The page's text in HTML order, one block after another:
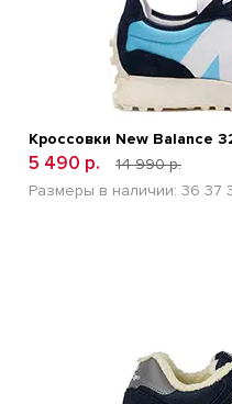
Кроссовки New Balance
5 490 р.
14 990 р.
Размеры в наличии: 36 37